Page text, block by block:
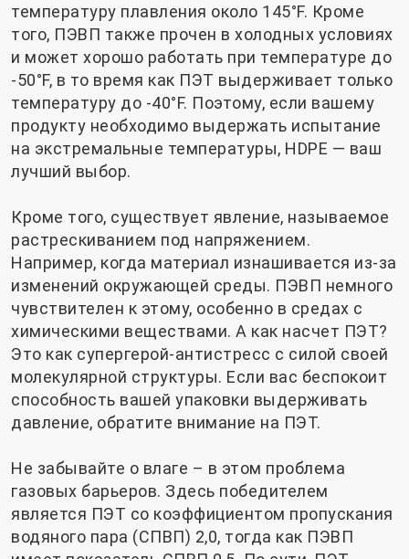
температуру плавления около 145°F. Кроме
того, ПЭВП также прочен в холодных условиях
и может хорошо работать при температуре до
-50°F, в то время как ПЭТ выдерживает только
температуру до -40°F. Поэтому, если вашему
продукту необходимо выдержать испытание
на экстремальные температуры, HDPE — ваш
лучший выбор.
Кроме того, существует явление, называемое
растрескиванием под напряжением.
Например, когда материал изнашивается из-за
изменений окружающей среды. ПЭВП немного
чувствителен к этому, особенно в средах с
химическими веществами. А как насчет ПЭТ?
Это как супергерой-антистресс с силой своей
молекулярной структуры. Если вас беспокоит
способность вашей упаковки выдерживать
давление, обратите внимание на ПЭТ.
Не забывайте о влаге – в этом проблема
газовых барьеров. Здесь победителем
является ПЭТ со коэффициентом пропускания
водяного пара (СПВП) 2,0, тогда как ПЭВП